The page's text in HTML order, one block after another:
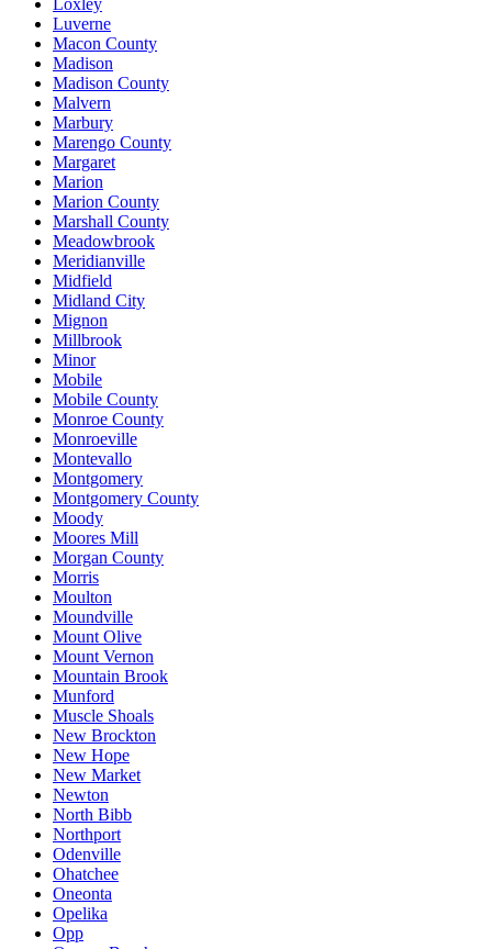
Luverne
Macon County
Madison
Madison County
Malvern
Marbury
Marengo County
Margaret
Marion
Marion County
Marshall County
Meadowbrook
Meridianville
Midfield
Midland City
Mignon
Millbrook
Minor
Mobile
Mobile County
Monroe County
Monroeville
Montevallo
Montgomery
Montgomery County
Moody
Moores Mill
Morgan County
Morris
Moulton
Moundville
Mount Olive
Mount Vernon
Mountain Brook
Munford
Muscle Shoals
New Brockton
New Hope
New Market
Newton
North Bibb
Northport
Odenville
Ohatchee
Oneonta
Opelika
Opp